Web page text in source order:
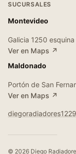
SUCURSALES
Montevideo
Galicia 1250 esquina
Ver en Maps ↗
Maldonado
Portón de San
Ver en Maps ↗
© 2026 Diego